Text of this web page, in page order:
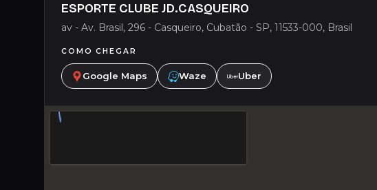
ESPORTE CLUBE JD.CASQUEIRO
av - Av. Brasil, 296 - Casqueiro, Cubatão - SP, 11533-000, Brasil
COMO CHEGAR
Google Maps Waze Uber